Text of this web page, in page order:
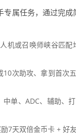
属任务，通过完
机或召唤师峡谷匹
10次助攻、拿到首次
单、ADC、辅助、
7天双倍金币卡 + 好